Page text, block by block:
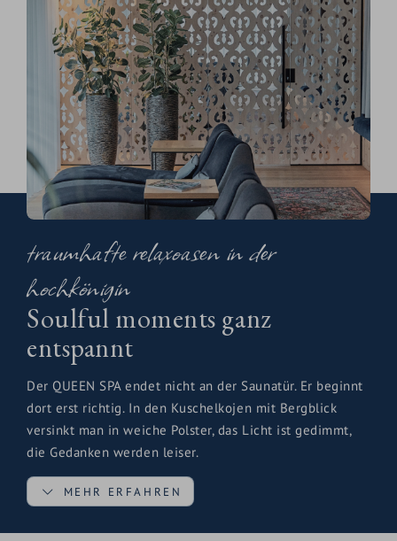
weit, im Winter glitzernd und still. Regelmäßige
Aufgüsse mit Zirbe, Latschenkiefer und alpinen
Kräuteressenzen machen den Saunabesuch im
HOCHKÖNIGIN zu etwas, das man so schnell nicht
vergisst. So geht Saunakultur im Wellnesshotel Salzburg.
Noch mehr Saunavielfalt gibt es hier:
FAMILY SPA TIARA SPA
traumhafte relaxoasen in der
hochkönigin
Soulful moments ganz
entspannt
Der QUEEN SPA endet nicht an der Saunatür. Er beginnt
dort erst richtig. In den Kuschelkojen mit Bergblick
versinkt man in weiche Polster, das Licht ist gedimmt,
die Gedanken werden leiser.
MEHR ERFAHREN